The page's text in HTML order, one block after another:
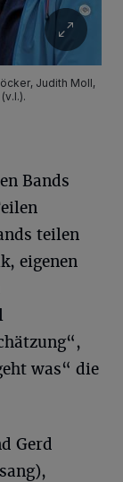
Judith Moll,
Bands
teilen
eigenen
was“ die
Gerd